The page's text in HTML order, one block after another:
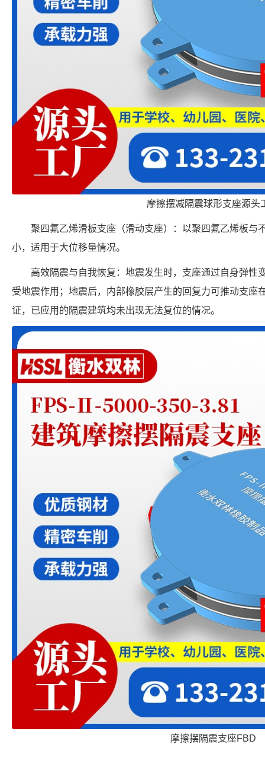
摩擦摆减隔震球形支座源头
聚四氟乙烯滑板支座（滑动支座）：以聚四氟乙烯板与
小，适用于大位移量情况。
高效隔震与自我恢复：地震发生时，支座通过自身弹性
受地震作用；地震后，内部橡胶层产生的回复力可推动支座
证，已应用的隔震建筑均未出现无法复位的情况。
摩擦摆隔震支座FBD